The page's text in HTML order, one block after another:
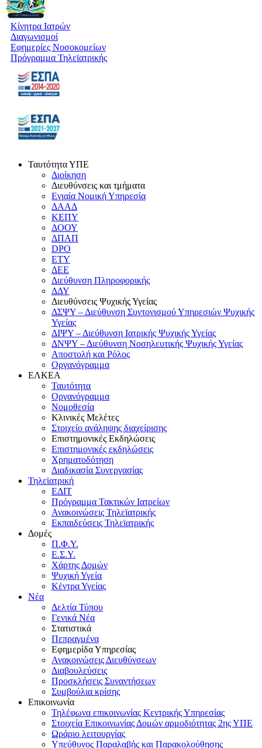
Κίνητρα Ιατρών
Διαγωνισμοί
Εφημερίες Νοσοκομείων
Πρόγραμμα Τηλεϊατρικής
Ταυτότητα ΥΠΕ
Διοίκηση
Διευθύνσεις και τμήματα
Ενιαία Νομική Υπηρεσία
ΔΑΑΔ
ΚΕΠΥ
ΔΟΟΥ
ΔΠΑΠ
DPO
ΕΤΥ
ΔΕΕ
Διεύθυνση Πληροφορικής
ΔΔΥ
Διευθύνσεις Ψυχικής Υγείας
ΔΣΨΥ – Διεύθυνση Συντονισμού Υπηρεσιών Ψυχικής
Υγείας
ΔΙΨΥ – Διεύθυνση Ιατρικής Ψυχικής Υγείας
ΔΝΨΥ – Διεύθυνση Νοσηλευτικής Ψυχικής Υγείας
Αποστολή και Ρόλος
Οργανόγραμμα
ΕΛΚΕΑ
Ταυτότητα
Οργανόγραμμα
Νομοθεσία
Κλινικές Μελέτες
Στοιχείο ανάληψης διαχείρισης
Επιστημονικές Εκδηλώσεις
Επιστημονικές εκδηλώσεις
Χρηματοδότηση
Διαδικασία Συνεργασίας
Τηλεϊατρική
ΕΔΙΤ
Πρόγραμμα Τακτικών Ιατρείων
Ανακοινώσεις Τηλεϊατρικής
Εκπαιδεύσεις Τηλεϊατρικής
Δομές
Π.Φ.Υ.
Ε.Σ.Υ.
Χάρτης Δομών
Ψυχική Υγεία
Κέντρα Υγείας
Νέα
Δελτία Τύπου
Γενικά Νέα
Στατιστικά
Πεπραγμένα
Εφημερίδα Υπηρεσίας
Ανακοινώσεις Διευθύνσεων
Διαβουλεύσεις
Προσκλήσεις Συναντήσεων
Συμβούλια κρίσης
Επικοινωνία
Τηλέφωνα επικοινωνίας Κεντρικής Υπηρεσίας
Στοιχεία Επικοινωνίας Δομών αρμοδιότητας 2ης ΥΠΕ
Ωράριο λειτουργίας
Υπεύθυνος Παραλαβής και Παρακολούθησης